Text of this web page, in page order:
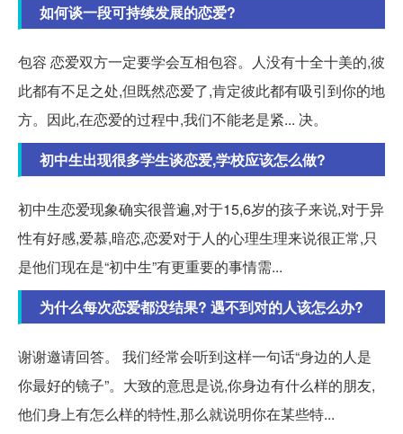
如何谈一段可持续发展的恋爱?
包容 恋爱双方一定要学会互相包容。人没有十全十美的,彼
此都有不足之处,但既然恋爱了,肯定彼此都有吸引到你的地
方。因此,在恋爱的过程中,我们不能老是紧... 决。
初中生出现很多学生谈恋爱,学校应该怎么做?
初中生恋爱现象确实很普遍,对于15,6岁的孩子来说,对于异
性有好感,爱慕,暗恋,恋爱对于人的心理生理来说很正常,只
是他们现在是“初中生”有更重要的事情需...
为什么每次恋爱都没结果? 遇不到对的人该怎么办?
谢谢邀请回答。 我们经常会听到这样一句话“身边的人是
你最好的镜子”。大致的意思是说,你身边有什么样的朋友,
他们身上有怎么样的特性,那么就说明你在某些特...